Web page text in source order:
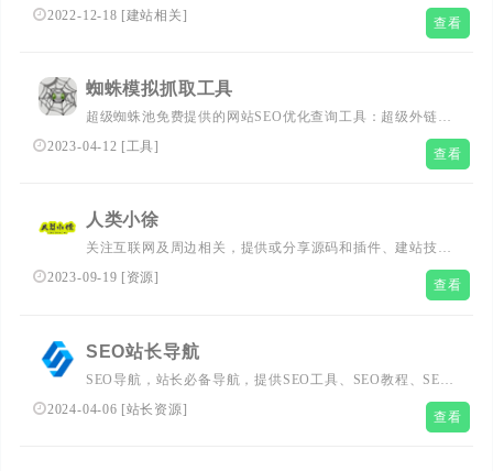
广、seo优化、微信开发、整合营销、网络运营托管等服
2022-12-18 [建站相关] 查看
蜘蛛模拟抓取工具
超级蜘蛛池免费提供的网站SEO优化查询工具：超级外链发
布、百度收录批量查询、百度关键词排名批量查询、网页蜘
蛛模拟抓取等工具，分享网站关键词排名优化、网络营销推
2023-04-12 [工具] 查看
人类小徐
关注互联网及周边相关，提供或分享源码和插件、建站技
术、知识付费阅读的原创独立综合性网站。
2023-09-19 [资源] 查看
SEO站长导航
SEO导航，站长必备导航，提供SEO工具、SEO教程、SEO
案例、SEO资讯等海量资源，帮助您快速提升网站排名。
2024-04-06 [站长资源] 查看